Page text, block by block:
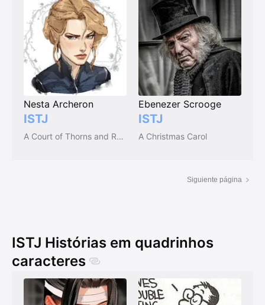
Nesta Archeron
ISTJ
A Court of Thorns and Roses (Series)
Ebenezer Scrooge
ISTJ
A Christmas Carol
Siguiente página
ISTJ Histórias em quadrinhos
caracteres